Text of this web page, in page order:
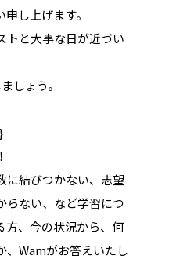
し上げます。
トと大事な日が近づい
しょう。
に結びつかない、志望
らない、など学習につ
方、今の状況から、何
、Wamがお答えいたし